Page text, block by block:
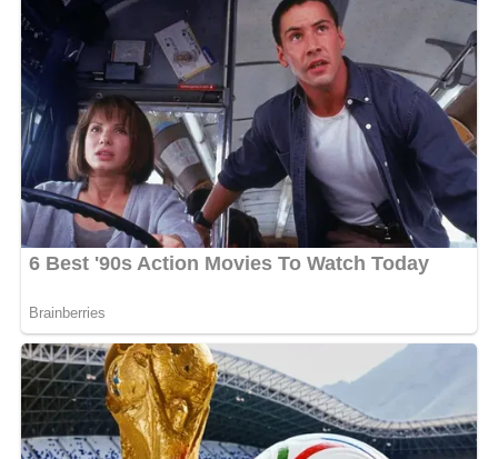
Cinq jours plus tard, une délégation d’artistes et
d’acteurs culturels, conduite par Bung Pinz, a rendu
visite au chanteur. « J’ai été mandaté par le président de
la République pour apporter son soutien », a déclaré
l’activiste devant les caméras. Très ému, Makaya
Madingo a exprimé sa gratitude : « Je dis merci au chef
de l’État de s’être montré sensible à ma situation. Merci
pour l’aide qu’il m’apporte. Je vais continuer à me
soigner ». Une fois encore, Brice Clotaire Oligui Nguema
a manifesté sa solidarité envers les artistes gabonais.
MOTS-CLÉS : UNE